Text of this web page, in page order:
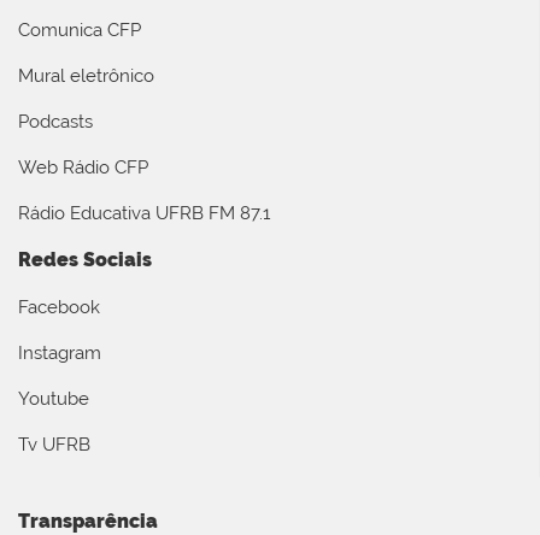
Comunica CFP
Mural eletrônico
Podcasts
Web Rádio CFP
Rádio Educativa UFRB FM 87.1
Redes Sociais
Facebook
Instagram
Youtube
Tv UFRB
Transparência